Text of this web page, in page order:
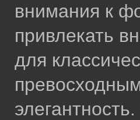
внимания к
привлекать
для